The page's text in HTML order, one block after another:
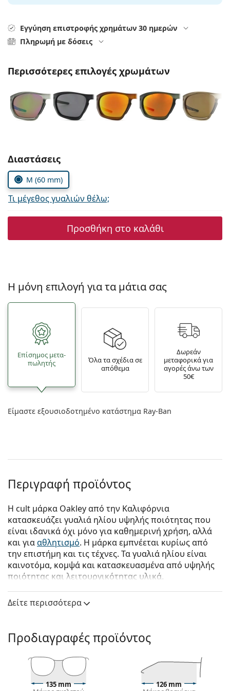
Persol
Prada
Όλες οι μάρκες
Εγγύηση επιστροφής χρημάτων 30 ημερών
Πληρωμή με δόσεις
Περισσότερες επιλογές χρωμάτων
Συμπληρώστε τις παράμετρους
Διαστάσεις
M (60 mm)
Τι μέγεθος γυαλιών θέλω;
Προσθήκη στο καλάθι
Η μόνη επιλογή για τα μάτια σας
Επίσημος μετα­
πωλητής
Όλα τα σχέδια σε
απόθεμα
Δωρεάν
μεταφορικά για
αγορές άνω των
50€
Είμαστε εξουσιοδοτημένο κατάστημα Ray-Ban
Περιγραφή προϊόντος
Η cult μάρκα Oakley από την Καλιφόρνια
κατασκευάζει γυαλιά ηλίου υψηλής ποιότητας που
είναι ιδανικά όχι μόνο για καθημερινή χρήση, αλλά
και γιααθλητισμό. Η μάρκα εμπνέεται κυρίως από
την επιστήμη και τις τέχνες. Τα γυαλιά ηλίου είναι
καινοτόμα, κομψά και κατασκευασμένα από υψηλής
ποιότητας και λειτουργικότητας υλικά.
Oakley Lateralis OO 9431 07 60είναι αντρικά γυαλιά
ηλίου.
Το γκρι χρώμα του σκελετού ταιριάζει απόλυτα με
γκρίζα, άσπρα ή σκούρα ξανθά μαλλιά.
ορθογώνιοι σκελετοί γυαλιών ηλίου
ιδανική επιλογή για όσους έχουν οβάλ ή
Δείτε περισσότερα
Προδιαγραφές προϊόντος
135 mm 126 mm